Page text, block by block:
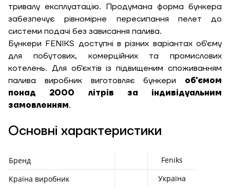
тривалу експлуатацію. Продумана форма бункера
забезпечує рівномірне пересипання пелет до
системи подачі без зависання палива.
Бункери FENIKS доступні в різних варіантах об'єму
для побутових, комерційних та промислових
котелень. Для об'єктів із підвищеним споживанням
палива виробник виготовляє бункери об'ємом
понад 2000 літрів за індивідуальним
замовленням.
Основні характеристики
Бренд
Feniks
Країна виробник
Україна
Ширина, м
Довжина, м
Ступінь
утеплення, Вт/м
кв
Необхідна
Надіслати
Надіслати